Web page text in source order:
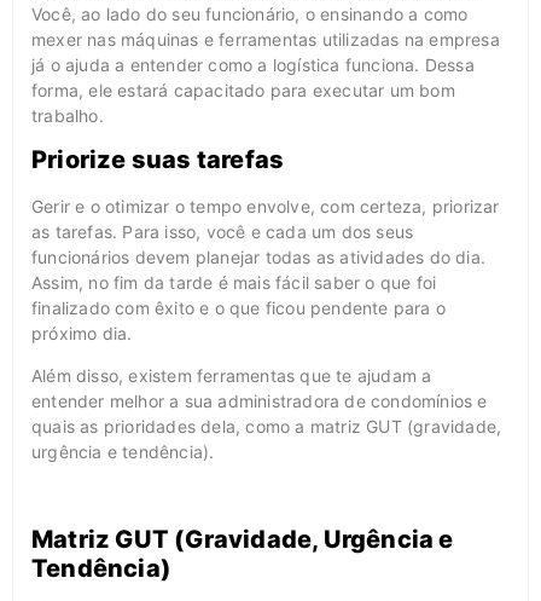
Você, ao lado do seu funcionário, o ensinando a como
mexer nas máquinas e ferramentas utilizadas na empresa
já o ajuda a entender como a logística funciona. Dessa
forma, ele estará capacitado para executar um bom
trabalho.
Priorize suas tarefas
Gerir e o otimizar o tempo envolve, com certeza, priorizar
as tarefas. Para isso, você e cada um dos seus
funcionários devem planejar todas as atividades do dia.
Assim, no fim da tarde é mais fácil saber o que foi
finalizado com êxito e o que ficou pendente para o
próximo dia.
Além disso, existem ferramentas que te ajudam a
entender melhor a sua administradora de condomínios e
quais as prioridades dela, como a matriz GUT (gravidade,
urgência e tendência).
Matriz GUT (Gravidade, Urgência e
Tendência)